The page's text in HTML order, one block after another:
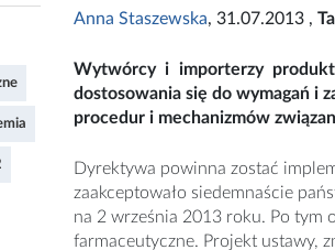
Anna Staszewska, 31.07.2013 ,
Wytwórcy i importerzy
dostosowania się do wymagań i
procedur i mechanizmów
Dyrektywa powinna zostać
zaakceptowało siedemnaście
na 2 września 2013 roku. Po tym
farmaceutyczne. Projekt ustawy,